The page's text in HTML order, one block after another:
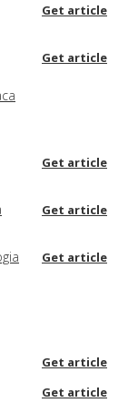
Get article
Get article
Get article
Get article
Get article
Get article
Get article